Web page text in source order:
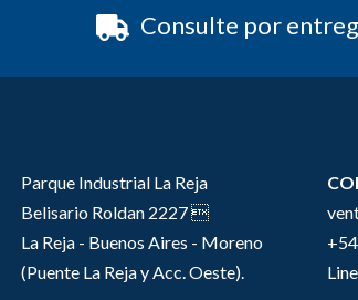
Consulte por
Parque Industrial La Reja
Belisario Roldan 2227 
La Reja - Buenos Aires - Moreno
(Puente La Reja y Acc. Oeste).